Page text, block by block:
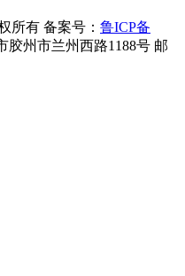
所有 备案号： 鲁ICP备
胶州市兰州西路1188号 邮